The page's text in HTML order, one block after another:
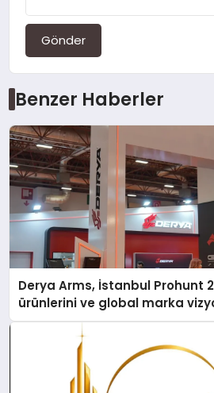
Gönder
Benzer Haberler
Derya Arms, İstanbul Prohunt
ürünlerini ve global marka